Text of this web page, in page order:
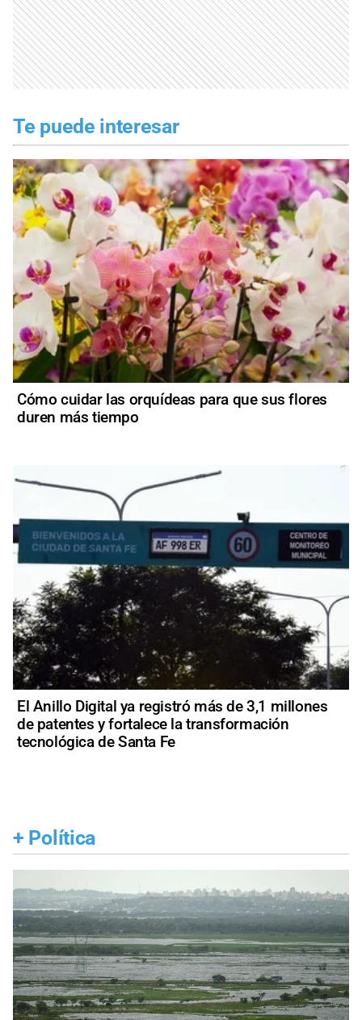
Te puede interesar
Cómo cuidar las orquídeas para que sus flores
duren más tiempo
El Anillo Digital ya registró más de 3,1 millones
de patentes y fortalece la transformación
tecnológica de Santa Fe
+ Política